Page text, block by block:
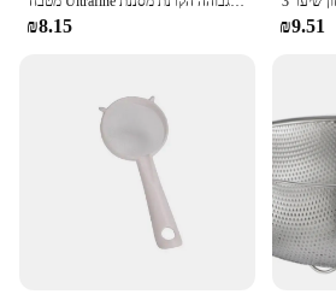
₪8.15 ₪9.51